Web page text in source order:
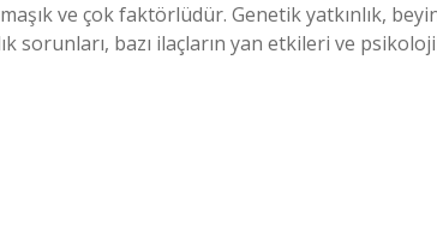
ve çok faktörlüdür. Genetik yatkınlık,
sorunları, bazı ilaçların yan etkileri ve